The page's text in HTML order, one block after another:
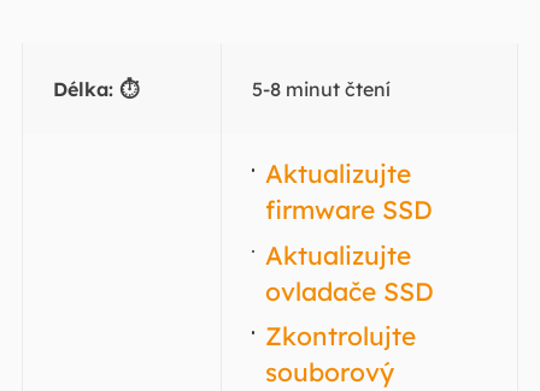
Délka: ⏱️ 5-8 minut čtení
Aktualizujte
firmware SSD
Aktualizujte
ovladače SSD
Zkontrolujte
souborový